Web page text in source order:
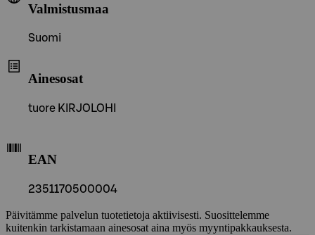
Valmistusmaa
Suomi
Ainesosat
tuore KIRJOLOHI
EAN
2351170500004
Päivitämme palvelun tuotetietoja aktiivisesti. Suosittelemme
kuitenkin tarkistamaan ainesosat aina myös myyntipakkauksesta.